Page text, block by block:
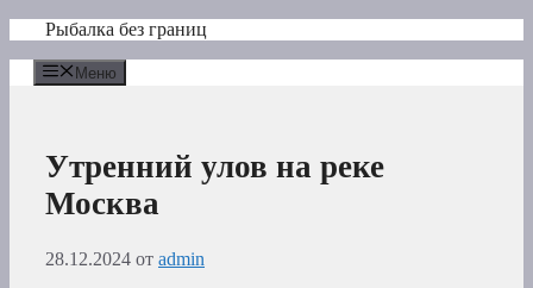
Перейти
содержимому
Рыбалка без границ
Меню
Утренний улов на реке
Москва
28.12.2024 от admin